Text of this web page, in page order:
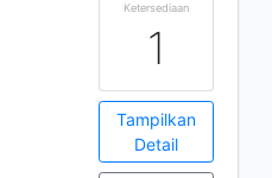
Ketersediaan
1
Tampilkan
Detail